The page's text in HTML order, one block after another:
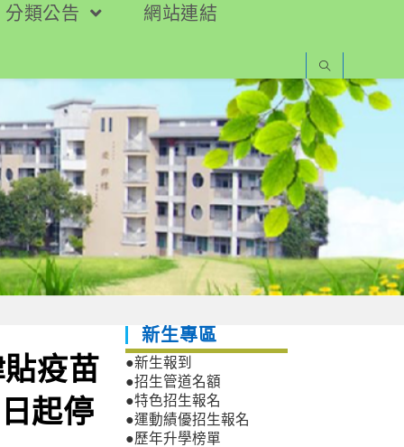
分類公告
網站連結
疫苗
起停
新生專區
●新生報到
●招生管道名額
●特色招生報名
●運動績優招生報名
●歷年升學榜單